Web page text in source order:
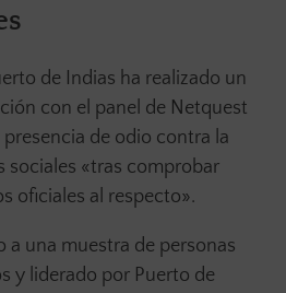
de Indias ha realizado un
con el panel de Netquest
presencia de odio contra la
sociales «tras comprobar
oficiales al respecto».
a una muestra de personas
y liderado por Puerto de